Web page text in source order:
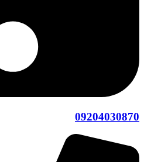
09204030870